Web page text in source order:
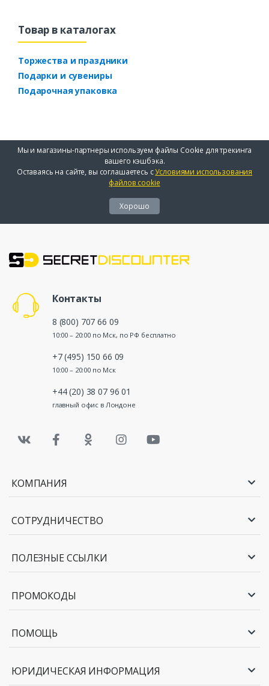
Товар в каталогах
Торжества и праздники
Подарки и сувениры
Подарочная упаковка
Мы и магазины-партнеры используем файлы Cookie для трекинга
вашего кэшбэка.
Оставаясь на сайте, вы соглашаетесь сУсловиями использования
файлов cookie
Хорошо
Контакты
8 (800) 707 66 09
10:00 – 20:00 по Мск, по РФ бесплатно
+7 (495) 150 66 09
10:00 – 20:00 по Мск
+44 (20) 38 07 96 01
главный офис в Лондоне
КОМПАНИЯ
СОТРУДНИЧЕСТВО
ПОЛЕЗНЫЕ ССЫЛКИ
ПРОМОКОДЫ
ПОМОЩЬ
ЮРИДИЧЕСКАЯ ИНФОРМАЦИЯ